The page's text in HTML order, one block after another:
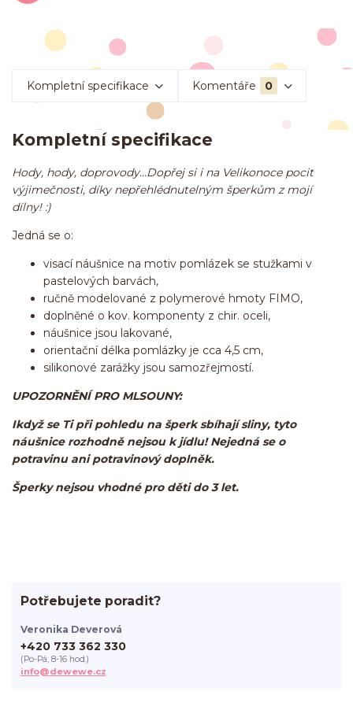
Kompletní specifikace Komentáře 0
Kompletní specifikace
Hody, hody, doprovody...Dopřej si i na Velikonoce pocit
výjimečnosti, díky nepřehlédnutelným šperkům z mojí
dílny! :)
Jedná se o:
visací náušnice na motiv pomlázek se stužkami v
pastelových barvách,
ručně modelované z polymerové hmoty FIMO,
doplněné o kov. komponenty z chir. oceli,
náušnice jsou lakované,
orientační délka pomlázky je cca 4,5 cm,
silikonové zarážky jsou samozřejmostí.
UPOZORNĚNÍ PRO MLSOUNY:
Ikdyž se Ti při pohledu na šperk sbíhají sliny, tyto
náušnice rozhodně nejsou k jídlu! Nejedná se o
potravinu ani potravinový doplněk.
Šperky nejsou vhodné pro děti do 3 let.
Potřebujete poradit?
Veronika Deverová
+420 733 362 330
(Po-Pá, 8-16 hod.)
info@dewewe.cz